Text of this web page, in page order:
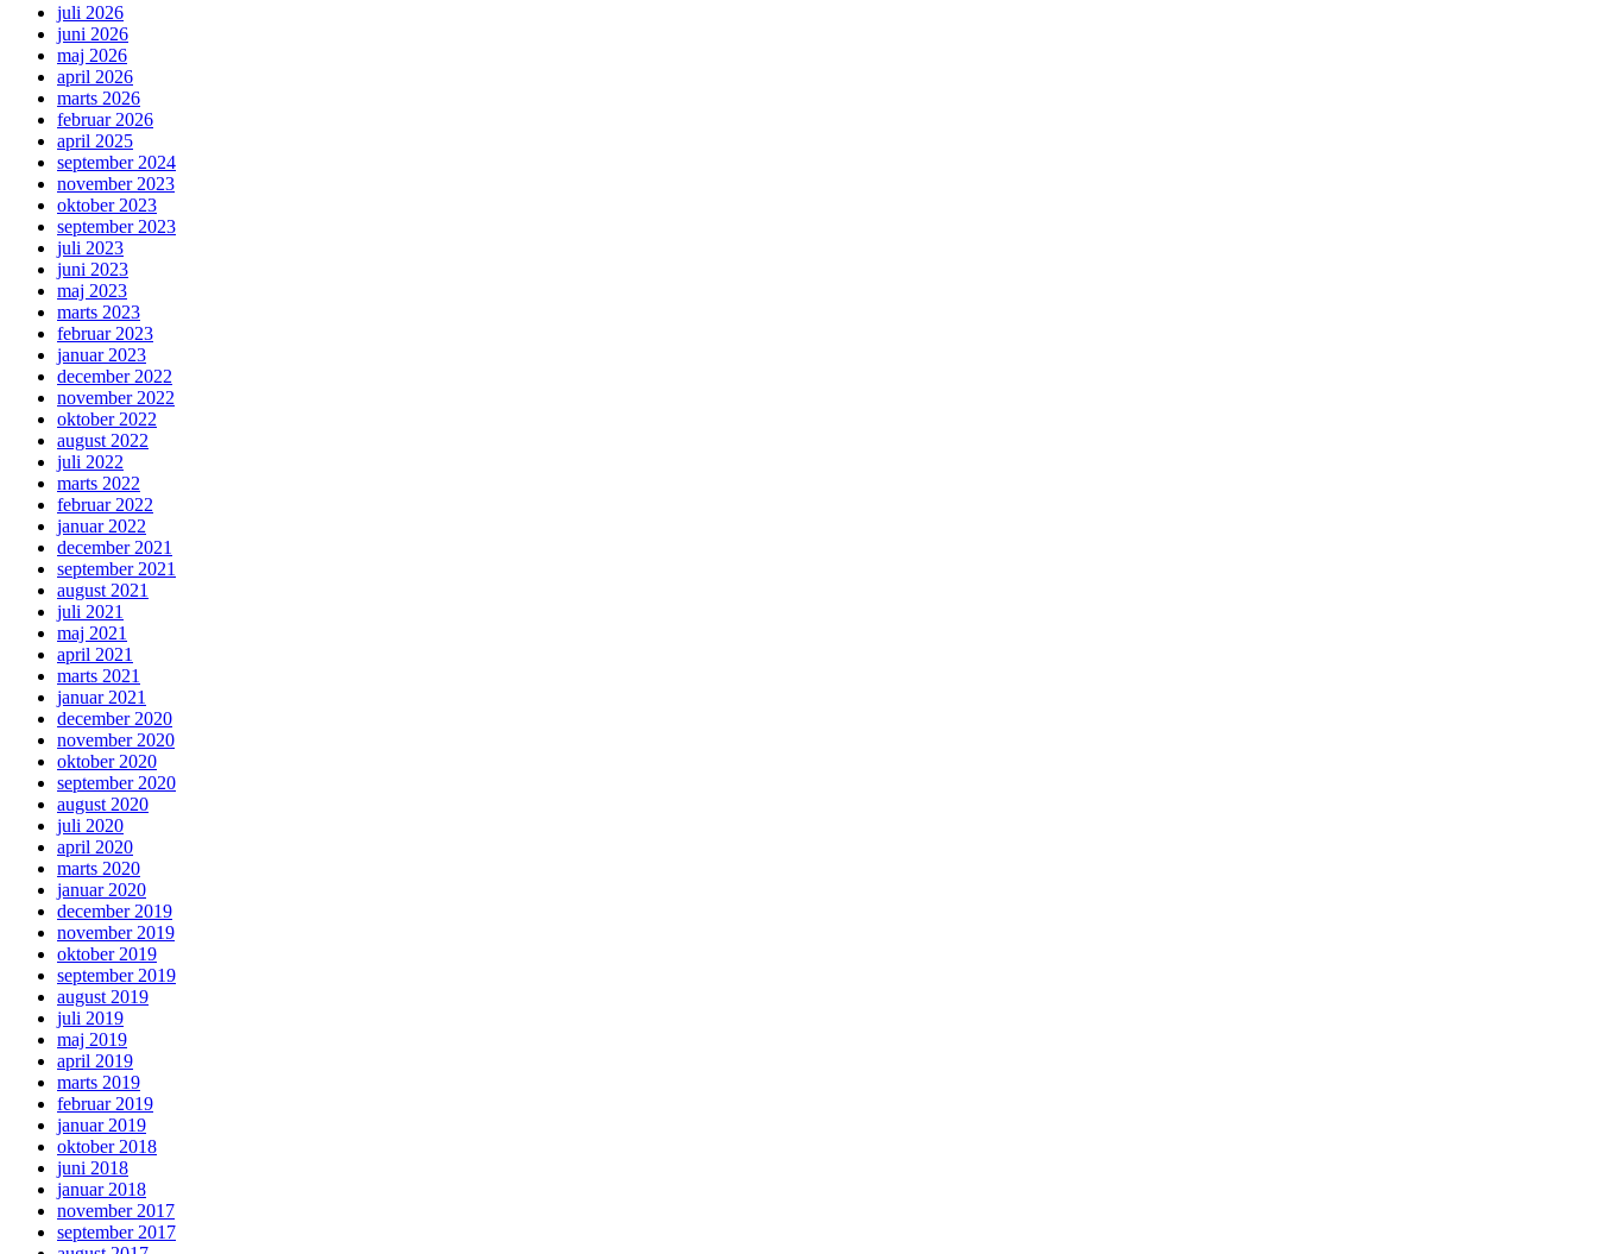
juli 2026
juni 2026
maj 2026
april 2026
marts 2026
februar 2026
april 2025
september 2024
november 2023
oktober 2023
september 2023
juli 2023
juni 2023
maj 2023
marts 2023
februar 2023
januar 2023
december 2022
november 2022
oktober 2022
august 2022
juli 2022
marts 2022
februar 2022
januar 2022
december 2021
september 2021
august 2021
juli 2021
maj 2021
april 2021
marts 2021
januar 2021
december 2020
november 2020
oktober 2020
september 2020
august 2020
juli 2020
april 2020
marts 2020
januar 2020
december 2019
november 2019
oktober 2019
september 2019
august 2019
juli 2019
maj 2019
april 2019
marts 2019
februar 2019
januar 2019
oktober 2018
juni 2018
januar 2018
november 2017
september 2017